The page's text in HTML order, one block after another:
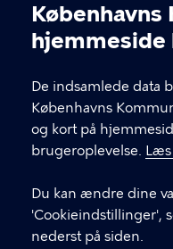
Københavns
hjemmeside
De indsamlede data
Københavns
og kort på
brugeroplevelse. Læs
Du kan ændre dine
'Cookieindstillinger',
nederst på siden.
info@avlu.dk
21 51 39 35
LINKS
Facebook
Instagram
Kontakt os